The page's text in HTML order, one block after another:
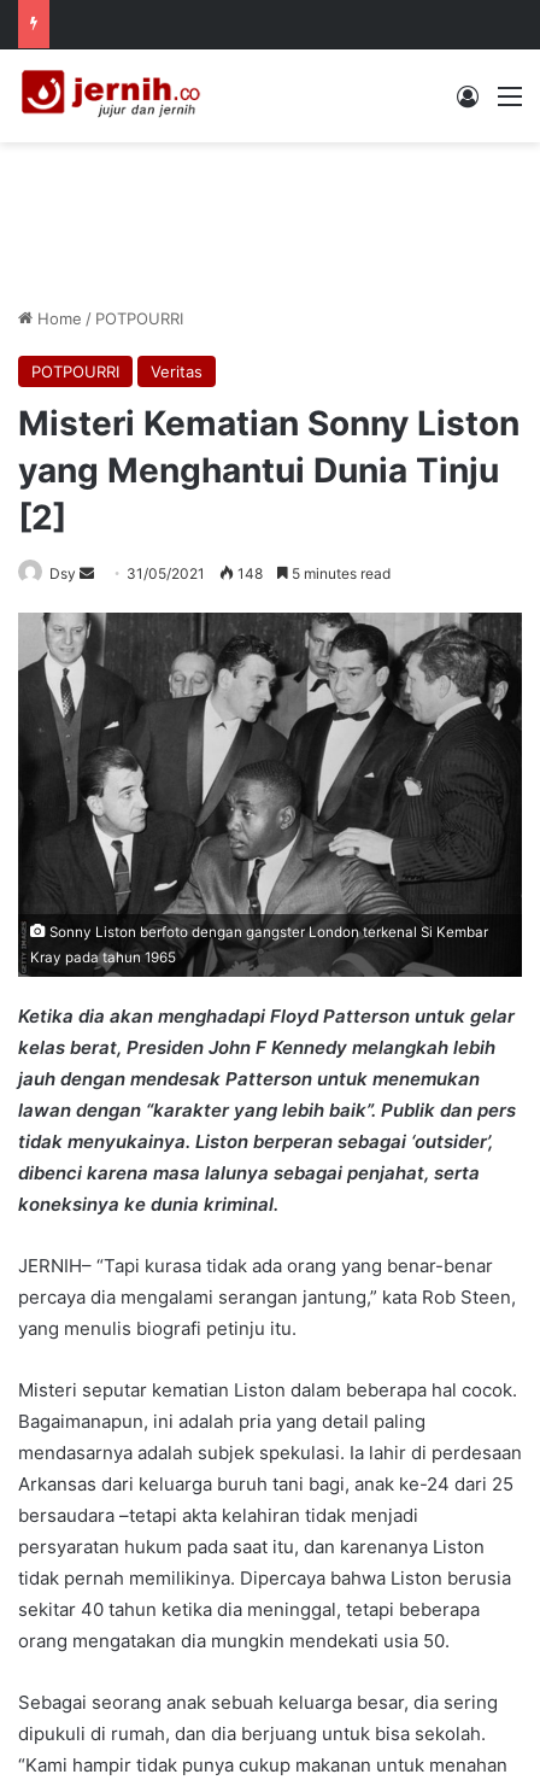
Log In
Home / POTPOURRI
POTPOURRI Veritas
Misteri Kematian Sonny Liston
yang Menghantui Dunia Tinju
[2]
Dsy
Send
email
31/05/2021 148 5 minutes read
Sonny Liston berfoto dengan gangster London terkenal Si Kembar
Kray pada tahun 1965
Ketika dia akan menghadapi Floyd Patterson untuk gelar
kelas berat, Presiden John F Kennedy melangkah lebih
jauh dengan mendesak Patterson untuk menemukan
lawan dengan “karakter yang lebih baik”. Publik dan pers
tidak menyukainya. Liston berperan sebagai ‘outsider’,
dibenci karena masa lalunya sebagai penjahat, serta
koneksinya ke dunia kriminal.
JERNIH– “Tapi kurasa tidak ada orang yang benar-benar
percaya dia mengalami serangan jantung,” kata Rob Steen,
yang menulis biografi petinju itu.
Misteri seputar kematian Liston dalam beberapa hal cocok.
Bagaimanapun, ini adalah pria yang detail paling
mendasarnya adalah subjek spekulasi. Ia lahir di perdesaan
Arkansas dari keluarga buruh tani bagi, anak ke-24 dari 25
bersaudara –tetapi akta kelahiran tidak menjadi
persyaratan hukum pada saat itu, dan karenanya Liston
tidak pernah memilikinya. Dipercaya bahwa Liston berusia
sekitar 40 tahun ketika dia meninggal, tetapi beberapa
orang mengatakan dia mungkin mendekati usia 50.
Sebagai seorang anak sebuah keluarga besar, dia sering
dipukuli di rumah, dan dia berjuang untuk bisa sekolah.
“Kami hampir tidak punya cukup makanan untuk menahan